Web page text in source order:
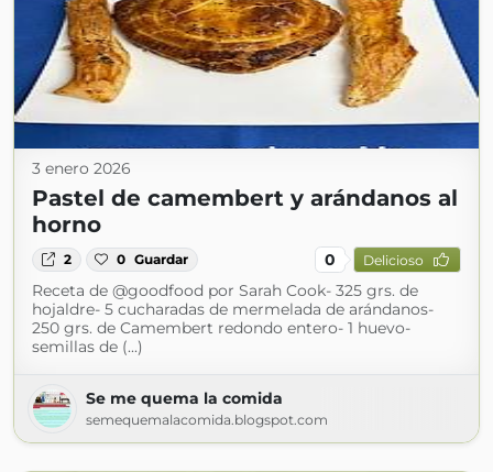
3 enero 2026
Pastel de camembert y arándanos al
horno
2 0 Guardar 0 Delicioso
Receta de @goodfood por Sarah Cook- 325 grs. de
hojaldre- 5 cucharadas de mermelada de arándanos-
250 grs. de Camembert redondo entero- 1 huevo-
semillas de (...)
Se me quema la comida
semequemalacomida.blogspot.com